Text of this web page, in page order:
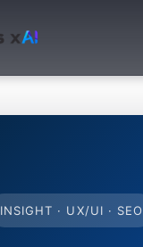
INSIGHT · UX/UI · SEO